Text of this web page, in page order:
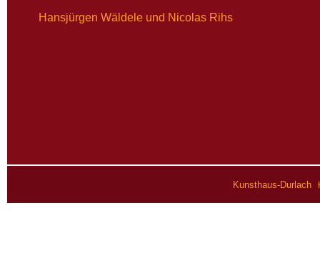
Hansjürgen Wäldele und Nicolas Rihs
Kunsthaus-Durlach